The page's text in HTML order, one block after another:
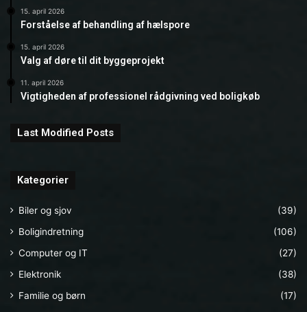
15. april 2026
Forståelse af behandling af hælspore
15. april 2026
Valg af døre til dit byggeprojekt
11. april 2026
Vigtigheden af professionel rådgivning ved boligkøb
Last Modified Posts
Kategorier
Biler og sjov
(39)
Boligindretning
(106)
Computer og IT
(27)
Elektronik
(38)
Familie og børn
(17)